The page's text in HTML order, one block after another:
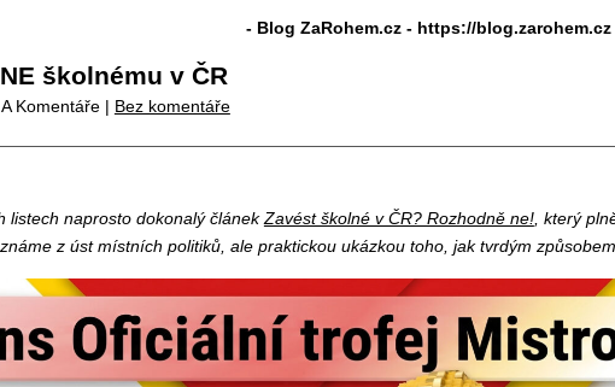
- Blog ZaRohem.cz - https://blog.zarohem.cz
školnému v ČR
A Komentáře | Bez komentáře
listech naprosto dokonalý článekZavést školné v ČR? Rozhodně ne!, který
z úst místních politiků, ale praktickou ukázkou toho, jak tvrdým